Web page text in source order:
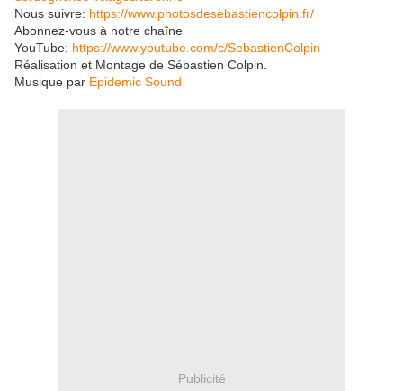
Nous suivre: https://www.photosdesebastiencolpin.fr/
Abonnez-vous à notre chaîne
YouTube: https://www.youtube.com/c/SebastienColpin
Réalisation et Montage de Sébastien Colpin.
Musique par Epidemic Sound
Publicité